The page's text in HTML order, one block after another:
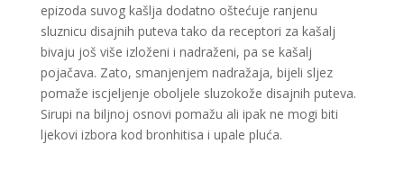
epizoda suvog kašlja dodatno oštećuje ranjenu
sluznicu disajnih puteva tako da receptori za kašalj
bivaju još više izloženi i nadraženi, pa se kašalj
pojačava. Zato, smanjenjem nadražaja, bijeli sljez
pomaže iscjeljenje oboljele sluzokože disajnih puteva.
Sirupi na biljnoj osnovi pomažu ali ipak ne mogi biti
ljekovi izbora kod bronhitisa i upale pluća.